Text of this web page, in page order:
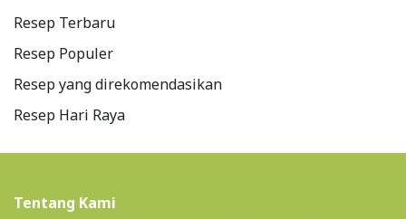
Resep Terbaru
Resep Populer
Resep yang direkomendasikan
Resep Hari Raya
Tentang Kami